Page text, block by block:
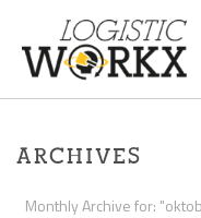
ARCHIVES
Monthly Archive for: